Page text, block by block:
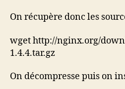
On récupère donc les
wget http://nginx.org/
1.4.4.tar.gz
On décompresse puis on